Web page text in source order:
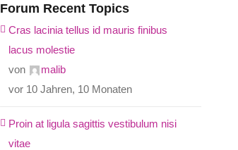
Forum Recent Topics
Cras lacinia tellus id mauris finibus
lacus molestie
von
malib
vor 10 Jahren, 10 Monaten
Proin at ligula sagittis vestibulum nisi
vitae